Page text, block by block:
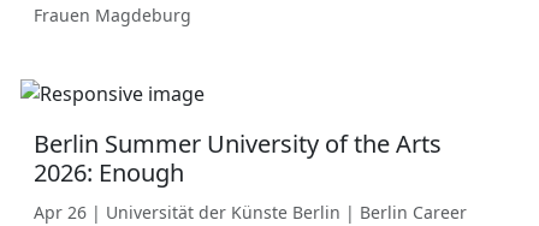
Frauen Magdeburg
Berlin Summer University of the Arts
2026: Enough
Apr 26 | Universität der Künste Berlin | Berlin Career